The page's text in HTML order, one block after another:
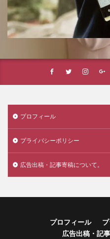
プロフィール
プライバシーポリシー
広告出稿・記事寄稿について。
プロフィール
広告出稿・記